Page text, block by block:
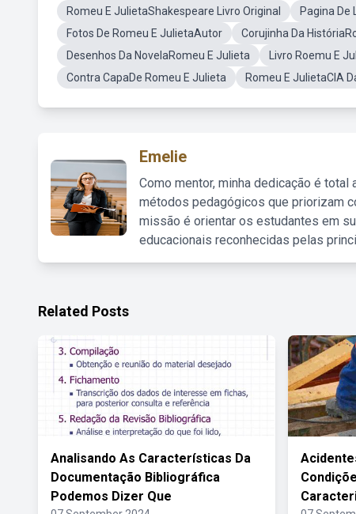
Romeu E JulietaShakespeare Livro Original
Pagina De
Fotos De Romeu E JulietaAutor
Corujinha Da
Desenhos Da NovelaRomeu E Julieta
Livro Roemu E
Contra CapaDe Romeu E Julieta
Romeu E JulietaCIA
Emelie
Como mentor, minha dedicação é
métodos pedagógicos que priorizam
missão é orientar os estudantes em
educacionais reconhecidas pelas
Related Posts
Analisando As Características Da
Documentação Bibliográfica
Podemos Dizer Que